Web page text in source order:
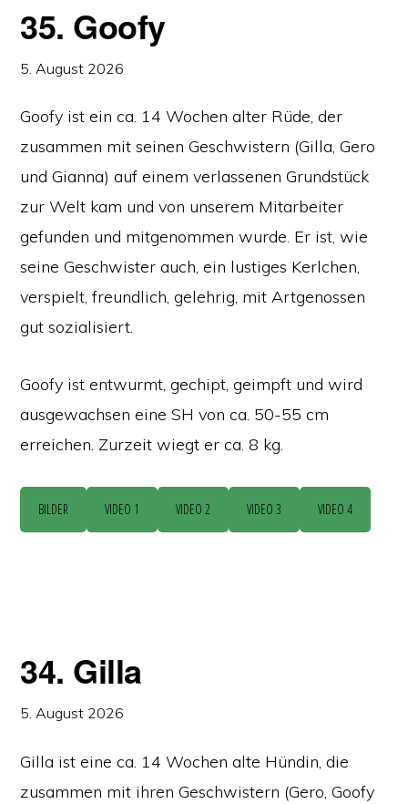
35. Goofy
5. August 2026
Goofy ist ein ca. 14 Wochen alter Rüde, der
zusammen mit seinen Geschwistern (Gilla, Gero
und Gianna) auf einem verlassenen Grundstück
zur Welt kam und von unserem Mitarbeiter
gefunden und mitgenommen wurde. Er ist, wie
seine Geschwister auch, ein lustiges Kerlchen,
verspielt, freundlich, gelehrig, mit Artgenossen
gut sozialisiert.
Goofy ist entwurmt, gechipt, geimpft und wird
ausgewachsen eine SH von ca. 50-55 cm
erreichen. Zurzeit wiegt er ca. 8 kg.
BILDER VIDEO 1 VIDEO 2 VIDEO 3 VIDEO 4
34. Gilla
5. August 2026
Gilla ist eine ca. 14 Wochen alte Hündin, die
zusammen mit ihren Geschwistern (Gero, Goofy